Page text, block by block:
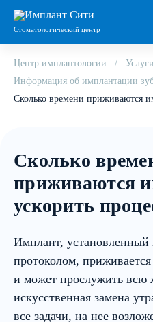
Стоматологический центр
Центр имплантологии Услуги
Информация об имплантации
Сколько времени приживаются
Сколько
приживаются
ускорить
Имплант, установленный
протоколом,
и может прослужить всю
искусственная замена
все задачи, на нее